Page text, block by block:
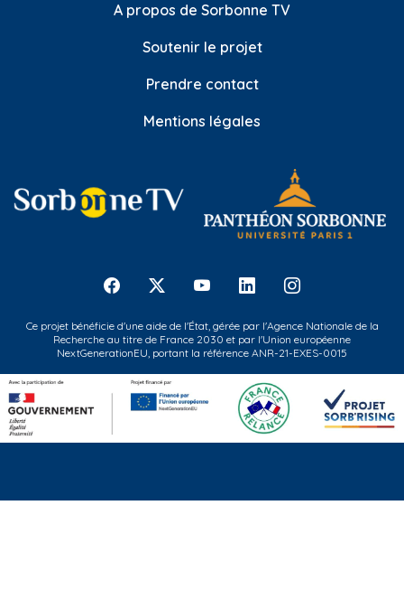
A propos de Sorbonne TV
Soutenir le projet
Prendre contact
Mentions légales
Ce projet bénéficie d'une aide de l'État, gérée par l'Agence Nationale de la
Recherche au titre de France 2030 et par l'Union européenne
NextGenerationEU, portant la référence ANR-21-EXES-0015